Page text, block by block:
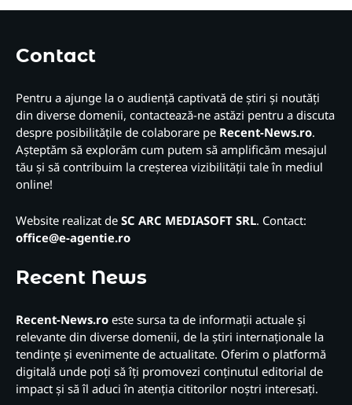
Contact
Pentru a ajunge la o audiență captivată de știri și noutăți
din diverse domenii, contactează-ne astăzi pentru a discuta
despre posibilitățile de colaborare pe Recent-News.ro.
Așteptăm să explorăm cum putem să amplificăm mesajul
tău și să contribuim la creșterea vizibilității tale în mediul
online!
Website realizat de SC ARC MEDIASOFT SRL. Contact:
office@e-agentie.ro
Recent News
Recent-News.ro este sursa ta de informații actuale și
relevante din diverse domenii, de la știri internaționale la
tendințe și evenimente de actualitate. Oferim o platformă
digitală unde poți să îți promovezi conținutul editorial de
impact și să îl aduci în atenția cititorilor noștri interesați.